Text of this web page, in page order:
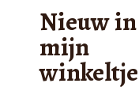
Nieuw in
mijn